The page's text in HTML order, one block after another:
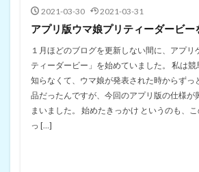
2021-03-30 2021-03-31
アプリ版ウマ娘プリティーダービー
１月ほどのブログを更新しない間に、アプリ
ティーダービー」を始めていました。 私は競
知らなくて、ウマ娘が発表された時からずっ
品だったんですが、今回のアプリ版の仕様が
まいました。 始めたきっかけ というのも、
っ […]